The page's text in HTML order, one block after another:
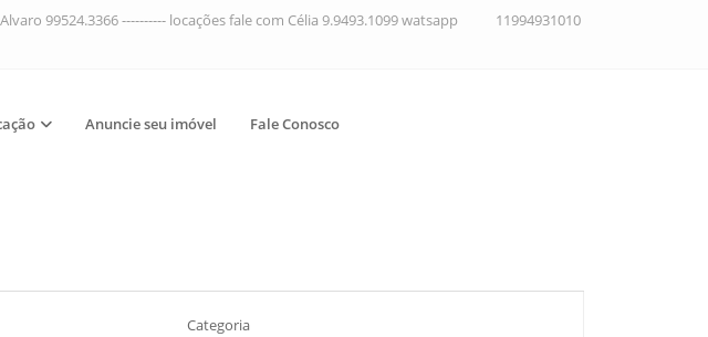
99524.3366 ---------- locações fale com Célia 9.9493.1099 watsapp
11994931010
Anuncie seu imóvel Fale Conosco
Categoria